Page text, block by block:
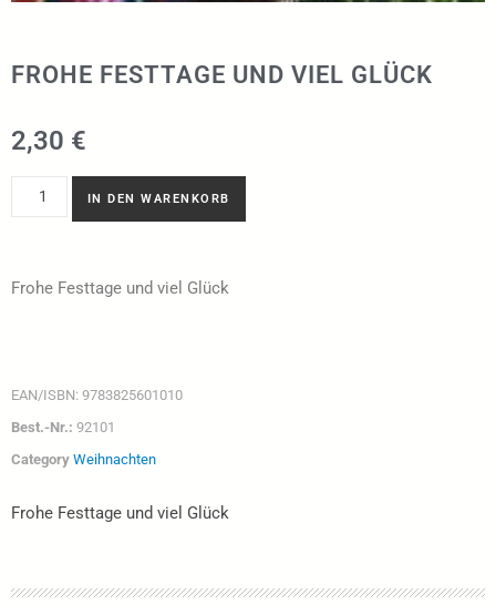
FROHE FESTTAGE UND VIEL GLÜCK
2,30 €
IN DEN WARENKORB
Frohe Festtage und viel Glück
EAN/ISBN: 9783825601010
Best.-Nr.: 92101
Category Weihnachten
Frohe Festtage und viel Glück